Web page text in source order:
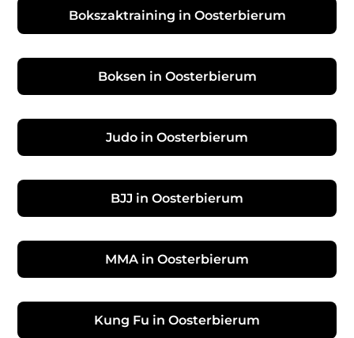
Bokszaktraining in Oosterbierum
Boksen in Oosterbierum
Judo in Oosterbierum
BJJ in Oosterbierum
MMA in Oosterbierum
Kung Fu in Oosterbierum